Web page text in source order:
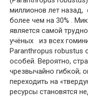
миллионов лет назад,
более чем на 30% .
является самой
учёных из всех
Paranthropus robustus
особей. Вероятно,
чрезвычайно гибкой;
переходить на
ресурсы становятся